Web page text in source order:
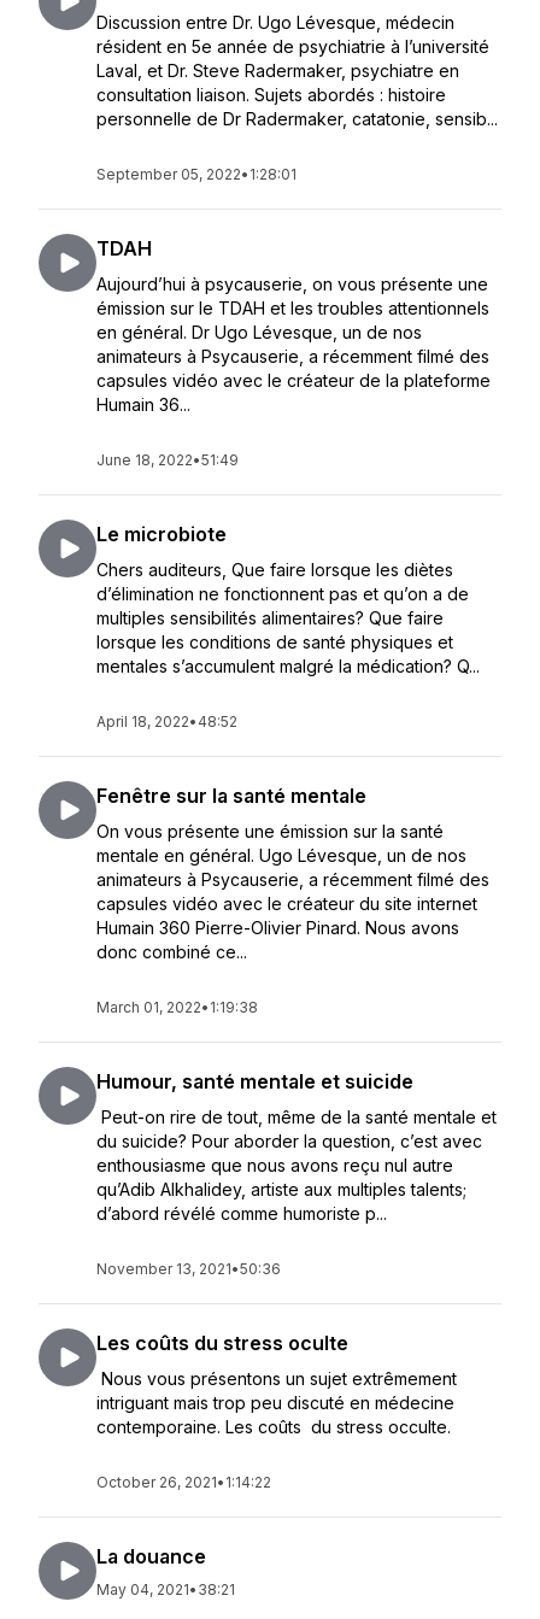
Discussion entre Dr. Ugo Lévesque, médecin
résident en 5e année de psychiatrie à l’université
Laval, et Dr. Steve Radermaker, psychiatre en
consultation liaison. Sujets abordés : histoire
personnelle de Dr Radermaker, catatonie, sensib...
September 05, 2022• 1:28:01
TDAH
Aujourd’hui à psycauserie, on vous présente une
émission sur le TDAH et les troubles attentionnels
en général. Dr Ugo Lévesque, un de nos
animateurs à Psycauserie, a récemment filmé des
capsules vidéo avec le créateur de la plateforme
Humain 36...
June 18, 2022•51:49
Le microbiote
Chers auditeurs, Que faire lorsque les diètes
d’élimination ne fonctionnent pas et qu’on a de
multiples sensibilités alimentaires? Que faire
lorsque les conditions de santé physiques et
mentales s’accumulent malgré la médication? Q...
April 18, 2022• 48:52
Fenêtre sur la santé mentale
On vous présente une émission sur la santé
mentale en général. Ugo Lévesque, un de nos
animateurs à Psycauserie, a récemment filmé des
capsules vidéo avec le créateur du site internet
Humain 360 Pierre-Olivier Pinard. Nous avons
donc combiné ce...
March 01, 2022• 1:19:38
Humour, santé mentale et suicide
Peut-on rire de tout, même de la santé mentale et
du suicide? Pour aborder la question, c’est avec
enthousiasme que nous avons reçu nul autre
qu’Adib Alkhalidey, artiste aux multiples talents;
d’abord révélé comme humoriste p...
November 13, 2021•50:36
Les coûts du stress oculte
Nous vous présentons un sujet extrêmement
intriguant mais trop peu discuté en médecine
contemporaine. Les coûts du stress occulte.
October 26, 2021• 1:14:22
La douance
May 04, 2021• 38:21